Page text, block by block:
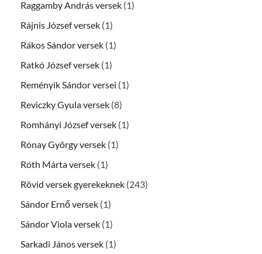
Raggamby András versek (1)
Rájnis József versek (1)
Rákos Sándor versek (1)
Ratkó József versek (1)
Reményik Sándor versei (1)
Reviczky Gyula versek (8)
Romhányi József versek (1)
Rónay György versek (1)
Róth Márta versek (1)
Rövid versek gyerekeknek (243)
Sándor Ernő versek (1)
Sándor Viola versek (1)
Sarkadi János versek (1)